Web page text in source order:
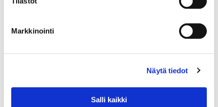
Markkinointi
Näytä tiedot
Salli kaikki
- Työpajatyöskentely alkaa
- Kokeillaan matkailutuotteita
asiakasryhmillä ja kehitetään
2016: